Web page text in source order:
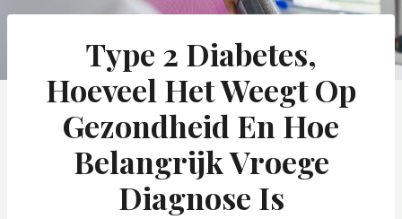
Type 2 Diabetes,
Hoeveel Het Weegt Op
Gezondheid En Hoe
Belangrijk Vroege
Diagnose Is